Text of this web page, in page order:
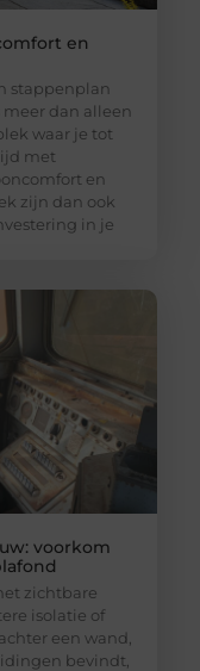
en
stappenplan
dan alleen
waar je tot
met
en
zijn dan ook
in je
voorkom
zichtbare
isolatie of
een wand,
bevindt,